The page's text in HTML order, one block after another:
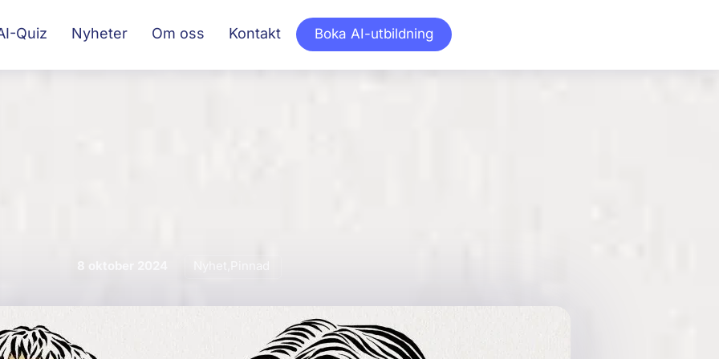
Quiz Nyheter Om oss Kontakt Boka AI-utbildning